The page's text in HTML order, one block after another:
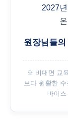
2027
원장님들
※ 비대면 교
보다 원활한
바이